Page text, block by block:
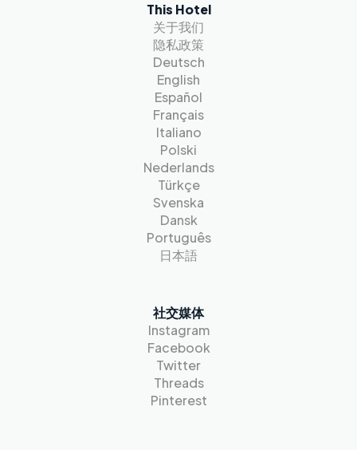
This Hotel
关于我们
隐私政策
Deutsch
English
Español
Français
Italiano
Polski
Nederlands
Türkçe
Svenska
Dansk
Português
日本語
社交媒体
Instagram
Facebook
Twitter
Threads
Pinterest